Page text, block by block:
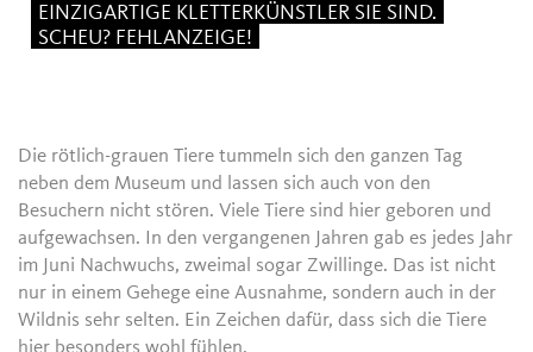
EINZIGARTIGE KLETTERKÜNSTLER SIE SIND.
SCHEU? FEHLANZEIGE!
Die rötlich-grauen Tiere tummeln sich den ganzen Tag
neben dem Museum und lassen sich auch von den
Besuchern nicht stören. Viele Tiere sind hier geboren und
aufgewachsen. In den vergangenen Jahren gab es jedes Jahr
im Juni Nachwuchs, zweimal sogar Zwillinge. Das ist nicht
nur in einem Gehege eine Ausnahme, sondern auch in der
Wildnis sehr selten. Ein Zeichen dafür, dass sich die Tiere
hier besonders wohl fühlen.